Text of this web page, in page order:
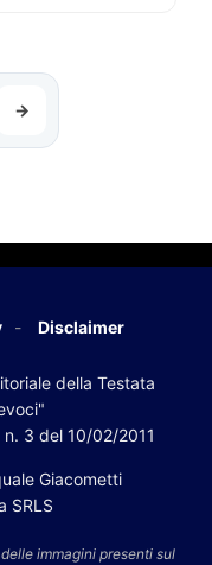
→
Disclaimer
della Testata
3 del 10/02/2011
Giacometti
SRLS
immagini presenti sul